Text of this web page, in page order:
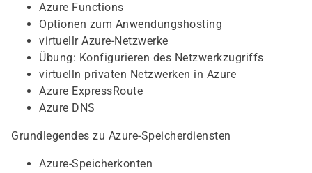
Azure Functions
Optionen zum Anwendungshosting
virtuellr Azure-Netzwerke
Übung: Konfigurieren des Netzwerkzugriffs
virtuelln privaten Netzwerken in Azure
Azure ExpressRoute
Azure DNS
Grundlegendes zu Azure-Speicherdiensten
Azure-Speicherkonten